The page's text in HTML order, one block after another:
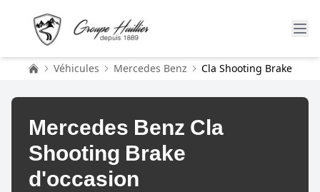
Véhicules Mercedes Benz Cla Shooting Brake
Mercedes Benz Cla
Shooting Brake
d'occasion